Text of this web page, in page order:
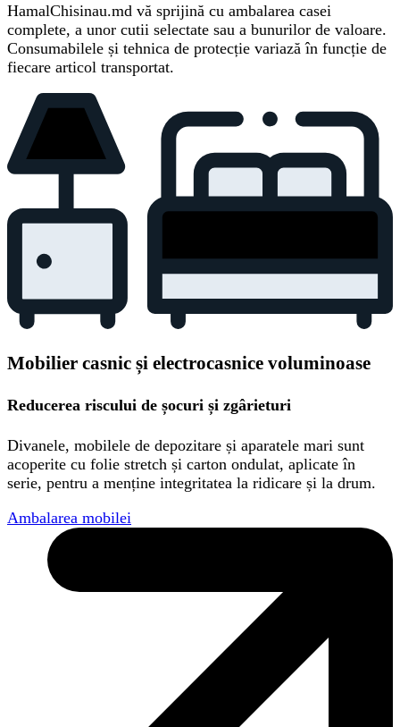
HamalChisinau.md vă sprijină cu ambalarea casei
complete, a unor cutii selectate sau a bunurilor de valoare.
Consumabilele și tehnica de protecție variază în funcție de
fiecare articol transportat.
Mobilier casnic și electrocasnice voluminoase
Reducerea riscului de șocuri și zgârieturi
Divanele, mobilele de depozitare și aparatele mari sunt
acoperite cu folie stretch și carton ondulat, aplicate în
serie, pentru a menține integritatea la ridicare și la drum.
Ambalarea mobilei